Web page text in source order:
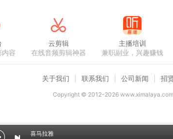
喜马拉雅
内容
云剪辑
在线音频剪辑神器
主播培训
兼职副业，兴趣赚钱
关于我们 联系我们 公司新闻 招
Copyright © 2012-2026